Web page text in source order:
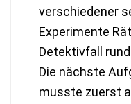
verschiedener
Experimente
Detektivfall
Die nächste
musste zuerst